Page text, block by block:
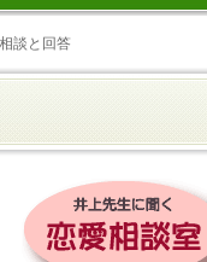
相談と回答